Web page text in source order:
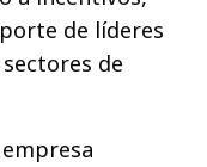
de líderes
de